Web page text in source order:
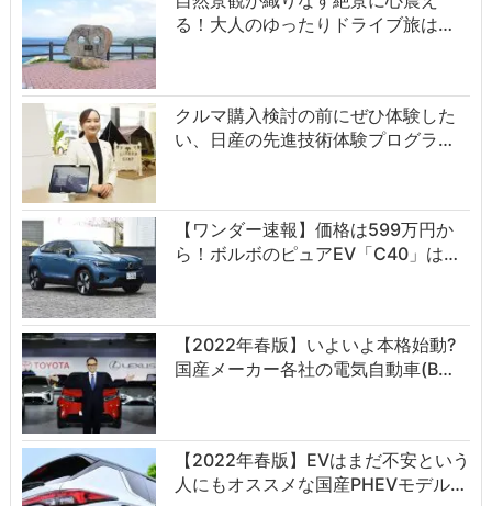
る！大人のゆったりドライブ旅は…
クルマ購入検討の前にぜひ体験した
い、日産の先進技術体験プログラ…
【ワンダー速報】価格は599万円か
ら！ボルボのピュアEV「C40」は…
【2022年春版】いよいよ本格始動?
国産メーカー各社の電気自動車(B…
【2022年春版】EVはまだ不安という
人にもオススメな国産PHEVモデル…